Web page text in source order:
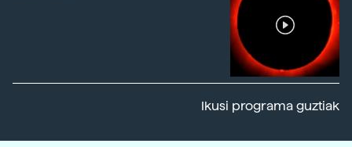
Ikusi programa guztiak